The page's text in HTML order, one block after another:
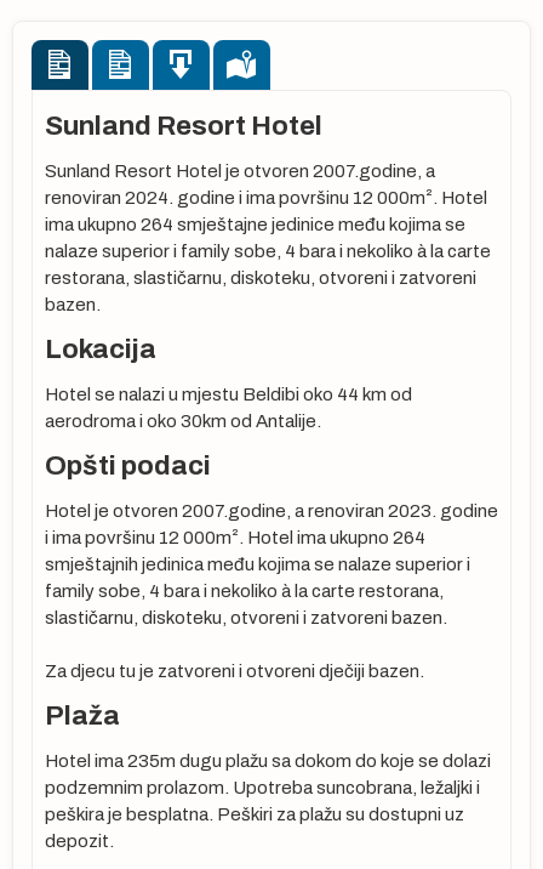
Sunland Resort Hotel
Sunland Resort Hotel je otvoren 2007.godine, a
renoviran 2024. godine i ima površinu 12 000m². Hotel
ima ukupno 264 smještajne jedinice među kojima se
nalaze superior i family sobe, 4 bara i nekoliko à la carte
restorana, slastičarnu, diskoteku, otvoreni i zatvoreni
bazen.
Lokacija
Hotel se nalazi u mjestu Beldibi oko 44 km od
aerodroma i oko 30km od Antalije.
Opšti podaci
Hotel je otvoren 2007.godine, a renoviran 2023. godine
i ima površinu 12 000m². Hotel ima ukupno 264
smještajnih jedinica među kojima se nalaze superior i
family sobe, 4 bara i nekoliko à la carte restorana,
slastičarnu, diskoteku, otvoreni i zatvoreni bazen.
Za djecu tu je zatvoreni i otvoreni dječiji bazen.
Plaža
Hotel ima 235m dugu plažu sa dokom do koje se dolazi
podzemnim prolazom. Upotreba suncobrana, ležaljki i
peškira je besplatna. Peškiri za plažu su dostupni uz
depozit.